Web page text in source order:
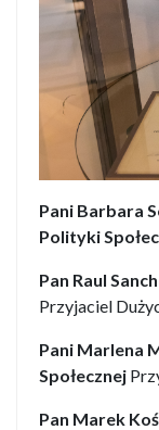
Pani Barbara
Polityki
Pan Raul
Przyjaciel
Pani Marlena
Społecznej
Pan Marek